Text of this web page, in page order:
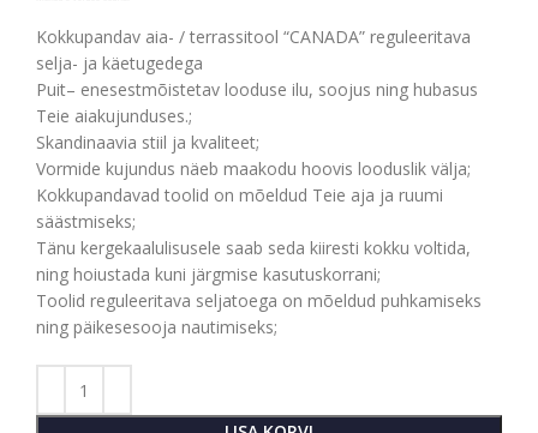
Kokkupandav aia- / terrassitool “CANADA” reguleeritava
selja- ja käetugedega
Puit– enesestmõistetav looduse ilu, soojus ning hubasus
Teie aiakujunduses.;
Skandinaavia stiil ja kvaliteet;
Vormide kujundus näeb maakodu hoovis looduslik välja;
Kokkupandavad toolid on mõeldud Teie aja ja ruumi
säästmiseks;
Tänu kergekaalulisusele saab seda kiiresti kokku voltida,
ning hoiustada kuni järgmise kasutuskorrani;
Toolid reguleeritava seljatoega on mõeldud puhkamiseks
ning päikesesooja nautimiseks;